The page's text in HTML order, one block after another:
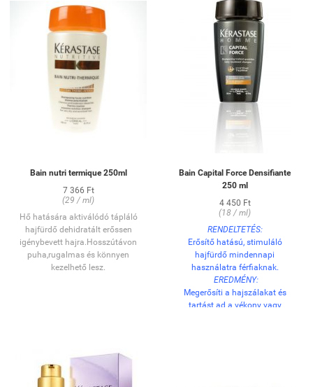
Bain nutri termique 250ml
7 366 Ft
(29 / ml)
Hő hatására aktiválódó tápláló
hajfürdő dehidratált erőssen
igénybevett hajra.Hosszútávon
puha,rugalmas és könnyen
kezelhető lesz.
Bain Capital Force Densifiante
250 ml
4 450 Ft
(18 / ml)
RENDELTETÉS:
Erősítő hatású, stimuláló
hajfürdő mindennapi
használatra férfiaknak.
EREDMÉNY:
Megerősíti a hajszálakat és
tartást ad a vékony vagy